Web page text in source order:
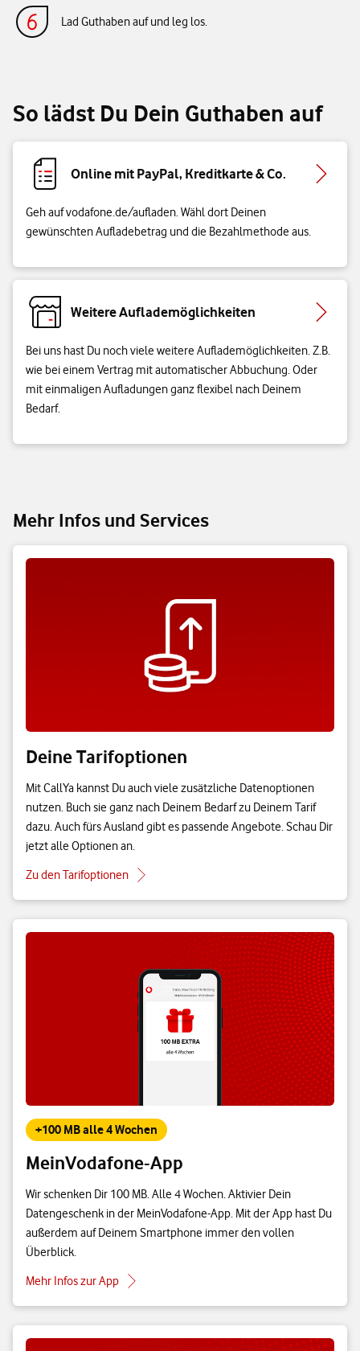
Lad Guthaben auf und leg los.
So lädst Du Dein Guthaben auf
Online mit PayPal, Kreditkarte & Co.
Geh auf vodafone.de/aufladen. Wähl dort Deinen
gewünschten Aufladebetrag und die Bezahlmethode aus.
Weitere Auflademöglichkeiten
Bei uns hast Du noch viele weitere Auflademöglichkeiten. Z.B.
wie bei einem Vertrag mit automatischer Abbuchung. Oder
mit einmaligen Aufladungen ganz flexibel nach Deinem
Bedarf.
Mehr Infos und Services
Deine Tarifoptionen
Mit CallYa kannst Du auch viele zusätzliche Datenoptionen
nutzen. Buch sie ganz nach Deinem Bedarf zu Deinem Tarif
dazu. Auch fürs Ausland gibt es passende Angebote. Schau Dir
jetzt alle Optionen an.
Zu den Tarifoptionen
+100 MB alle 4 Wochen
MeinVodafone-App
Wir schenken Dir 100 MB. Alle 4 Wochen. Aktivier Dein
Datengeschenk in der MeinVodafone-App. Mit der App hast Du
außerdem auf Deinem Smartphone immer den vollen
Überblick.
Mehr Infos zur App